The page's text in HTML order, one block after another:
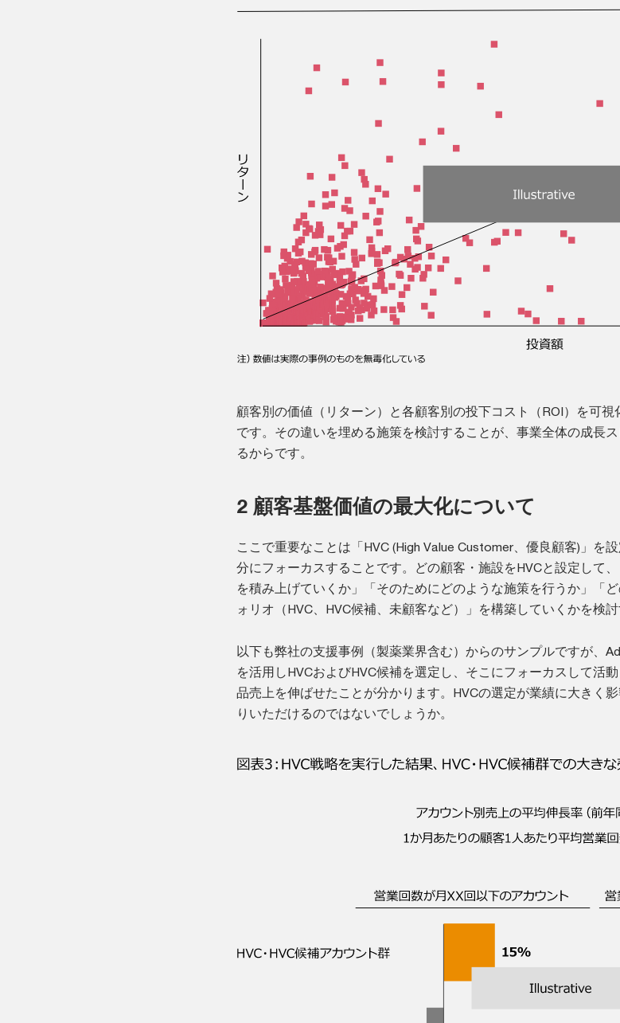
顧客別の価値（リターン）と各顧客別の投下コスト（ROI）を可
です。その違いを埋める施策を検討することが、事業全体の成長
るからです。
2 顧客基盤価値の最大化について
ここで重要なことは「HVC (High Value Customer、優良顧客)」を
分にフォーカスすることです。どの顧客・施設をHVCと設定して
を積み上げていくか」「そのためにどのような施策を行うか」「
ォリオ（HVC、HVC候補、未顧客など）」を構築していくかを検討
以下も弊社の支援事例（製薬業界含む）からのサンプルですが、
を活用しHVCおよびHVC候補を選定し、そこにフォーカスして活
品売上を伸ばせたことが分かります。HVCの選定が業績に大きく
りいただけるのではないでしょうか。